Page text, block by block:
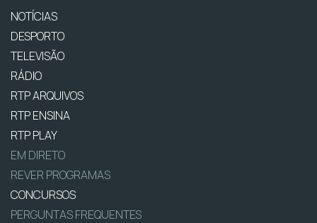
NOTÍCIAS
DESPORTO
TELEVISÃO
RÁDIO
RTP ARQUIVOS
RTP ENSINA
RTP PLAY
EM DIRETO
REVER PROGRAMAS
CONCURSOS
PERGUNTAS FREQUENTES